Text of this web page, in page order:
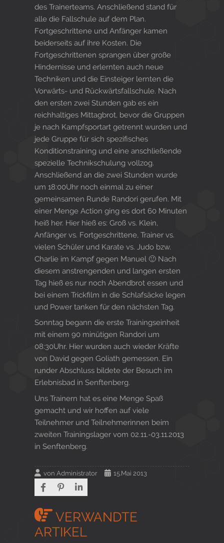
des Trainerteams. Anschließend stand für
alle die Fallschule auf dem Plan.
Fortgeschrittene und Anfänger kamen
beiderseits auf ihre Kosten. Die
Fortgeschrittenen sprangen über große
Hindernisse und erlernten auch neue
Techniken und die Einsteiger lernten die
Vorwärts- und Rückwärtsfallschule. Nach
den ersten zwei Stunden gab es ein
reichhaltiges Mittagbrot, bevor die Gruppen
je nach Kampfsportart getrennt wurden und
jede Gruppe für sich spezifisches
Konditionstraining und eine anschließende
spezielle Technikschulung vollzog.
Anschließend an die zwei Stunden wurde
um 18:00Uhr noch einmal zu einer
gemeinsamen Runde Randori gerufen. Mit
einer Menge Action ging es dort 60 Minuten
heiß her. Hier hieß es: Groß vs. Klein,
Anfänger vs. Fortgeschrittene, Trainer vs.
vielen Schüler und Karate vs. Judo bzw.
Charlie im Kampf gegen Manuel 🙂 Nach
diesem anstrengenden und langen ersten
Tag hieß es nur noch Abendbrot essen und
bei einem Trickfilm in die Schlafsäcke legen
und Power tanken für den nächsten Tag.
Sonntag begann die erste Trainingseinheit
mit einem 90 minütigen Randori um
08:30Uhr. Hier wurden auch wieder Kräfte
von David gegen Goliath gemessen. Ein
runder Abschluss bildete der Besuch im
Erlebnisbad in Senftenberg.
Uns Trainern hat es eine Menge Spaß
gemacht und wir hoffen auf viele
Teilnehmer und Teilnehmerinnen beim
zweiten Trainingslager vom 02.11.-03.11.2013
in Senftenberg.
von Administrator 15.Mai 2013
VERWANDTE
ARTIKEL